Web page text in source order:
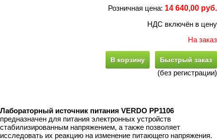
Розничная цена: 14 640,00 руб.
НДС включён в цену
На заказ
В корзину Быстрый заказ
(без регистрации)
Лабораторный источник питания VERDO PP1106
предназначен для питания электронных устройств
стабилизированным напряжением, а также позволяет
исследовать их реакцию на изменение питающего напряжения.